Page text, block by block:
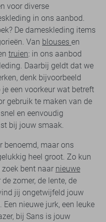
voor diverse
in ons aanbod.
De dameskleding items
Van blouses en
truien: in ons aanbod
Daarbij geldt dat we
denk bijvoorbeeld
je een voorkeur wat betreft
gebruik te maken van de
en eenvoudig
bij jouw smaak.
benoemd, maar ons
heel groot. Zo kun
bent naar nieuwe
zomer, de lente, de
jij ongetwijfeld jouw
nieuwe jurk, een leuke
bij Sans is jouw